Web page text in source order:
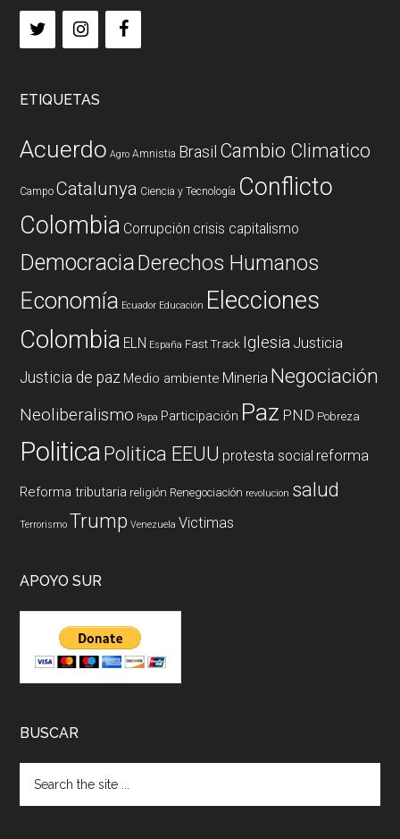
ETIQUETAS
Acuerdo Agro Amnistia Brasil Cambio Climatico
Campo Catalunya Ciencia y Tecnología Conflicto
Colombia Corrupción crisis capitalismo
DemocraciaDerechos Humanos
Economía Ecuador Educación Elecciones
Colombia ELN España Fast Track Iglesia Justicia
Justicia de paz Medio ambiente Mineria Negociación
Neoliberalismo Papa Participación Paz PND Pobreza
PoliticaPolitica EEUU protesta social reforma
Reforma tributaria religión Renegociación revolucion salud
Terrorismo Trump Venezuela Victimas
APOYO SUR
BUSCAR